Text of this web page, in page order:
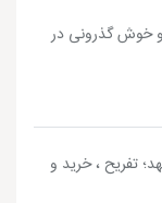
خوش گذرونی در
تفریح ، خرید و